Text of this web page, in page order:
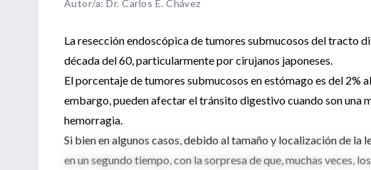
Autor/a: Dr. Carlos E. Chávez
La resección endoscópica de tumores submucosos del tracto
década del 60, particularmente por cirujanos japoneses.
El porcentaje de tumores submucosos en estómago es del 2%
embargo, pueden afectar el tránsito digestivo cuando son una
hemorragia.
Si bien en algunos casos, debido al tamaño y localización de la
en un segundo tiempo, con la sorpresa de que, muchas veces,